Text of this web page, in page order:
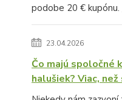
podobe 20 € kupónu.
23.04.2026
Čo majú spoločné
halušiek? Viac,